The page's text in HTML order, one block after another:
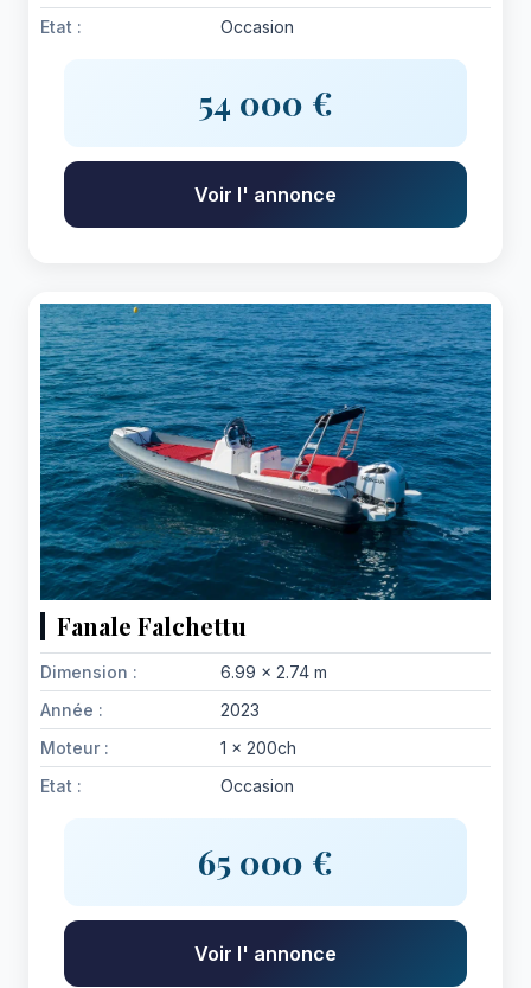
Etat :
Occasion
54 000 €
Voir l' annonce
Fanale Falchettu
Dimension :
6.99 x 2.74 m
Année :
2023
Moteur :
1 x 200ch
Etat :
Occasion
65 000 €
Voir l' annonce